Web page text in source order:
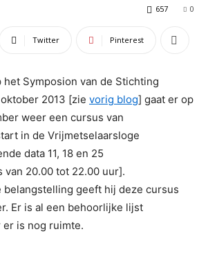
0
657
Twitter Pinterest
het Symposion van de Stichting
2013 [zie vorig blog] gaat er op
weer een cursus van
in de Vrijmetselaarsloge
data 11, 18 en 25
van 20.00 tot 22.00 uur].
belangstelling geeft hij deze cursus
Er is al een behoorlijke lijst
er is nog ruimte.